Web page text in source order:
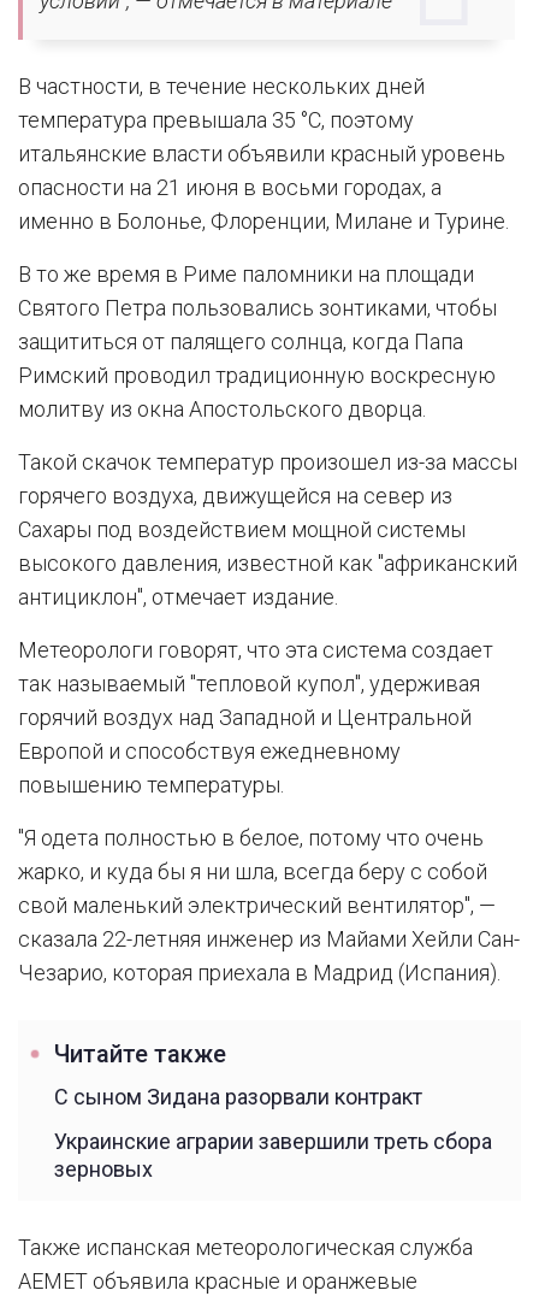
В частности, в течение нескольких дней
температура превышала 35 °C, поэтому
итальянские власти объявили красный уровень
опасности на 21 июня в восьми городах, а
именно в Болонье, Флоренции, Милане и Турине.
В то же время в Риме паломники на площади
Святого Петра пользовались зонтиками, чтобы
защититься от палящего солнца, когда Папа
Римский проводил традиционную воскресную
молитву из окна Апостольского дворца.
Такой скачок температур произошел из-за массы
горячего воздуха, движущейся на север из
Сахары под воздействием мощной системы
высокого давления, известной как "африканский
антициклон", отмечает издание.
Метеорологи говорят, что эта система создает
так называемый "тепловой купол", удерживая
горячий воздух над Западной и Центральной
Европой и способствуя ежедневному
повышению температуры.
"Я одета полностью в белое, потому что очень
жарко, и куда бы я ни шла, всегда беру с собой
свой маленький электрический вентилятор", —
сказала 22-летняя инженер из Майами Хейли Сан-
Чезарио, которая приехала в Мадрид (Испания).
Читайте также
С сыном Зидана разорвали контракт
Украинские аграрии завершили треть сбора
зерновых
Также испанская метеорологическая служба
AEMET объявила красные и оранжевые